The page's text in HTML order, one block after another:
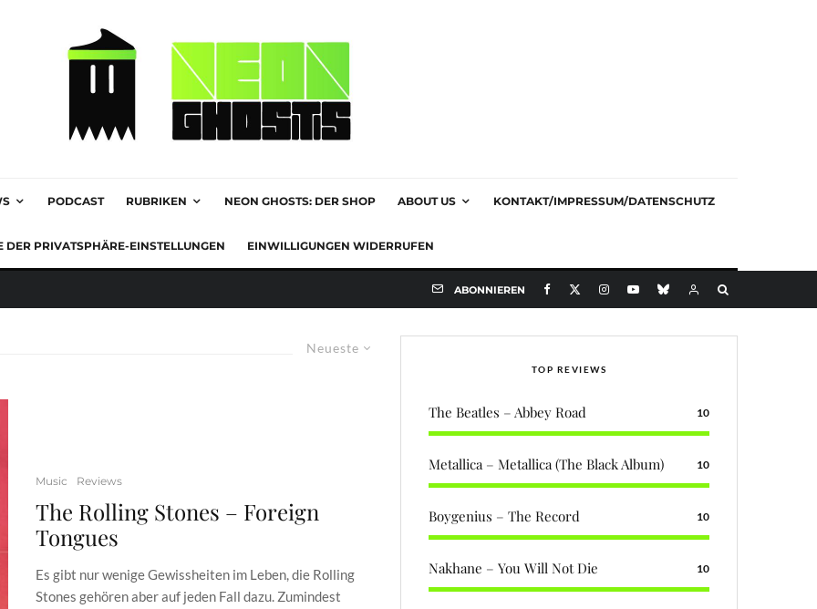
PODCAST RUBRIKEN NEON GHOSTS: DER SHOP ABOUT US KONTAKT/IMPRESSUM/DATENSCHUTZ
DER PRIVATSPHÄRE-EINSTELLUNGEN EINWILLIGUNGEN WIDERRUFEN
ABONNIEREN
Neueste
Music Reviews
The Rolling Stones – Foreign
Tongues
Es gibt nur wenige Gewissheiten im Leben, die Rolling
Stones gehören aber auf jeden Fall dazu. Zumindest
TOP REVIEWS
The Beatles – Abbey Road 10
Metallica – Metallica (The Black Album) 10
Boygenius – The Record 10
Nakhane – You Will Not Die 10